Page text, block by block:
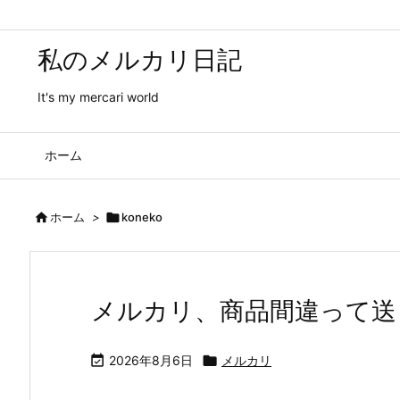
私のメルカリ日記
It's my mercari world
ホーム
ホーム > koneko
メルカリ、商品間違って
 2026年8月6日  メルカリ